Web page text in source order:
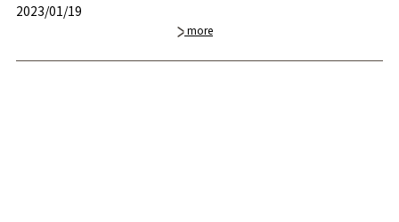
2023/01/19
more